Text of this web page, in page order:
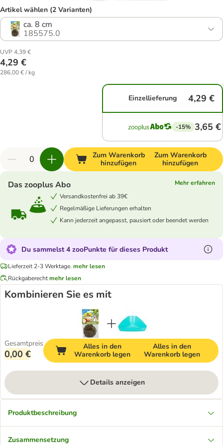
Artikel wählen (2 Varianten)
ca. 8 cm
185575.0
UVP 4,39 €
4,29 €
286,00 € / kg
Einzellieferung 4,29 €
-15% 3,65 €
Zum Warenkorb
hinzufügen
Zum Warenkorb
hinzufügen
Das zooplus Abo
Mehr erfahren
Versandkostenfrei ab 39€
Regelmäßige Lieferungen erhalten
Kann jederzeit angepasst, pausiert oder beendet werden
Du sammelst 4 zooPunkte für dieses Produkt
Lieferzeit 2-3 Werktage. mehr lesen
Rückgaberechtmehr lesen
Kombinieren Sie es mit
Gesamtpreis
0,00 €
Alles in den
Warenkorb legen
Alles in den
Warenkorb legen
Details anzeigen
Produktbeschreibung
Zusammensetzung